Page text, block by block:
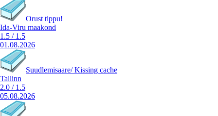
Orust tippu!
Ida-Viru maakond
1.5 / 1.5
01.08.2026
Suudlemisaare/ Kissing cache
Tallinn
2.0 / 1.5
05.08.2026